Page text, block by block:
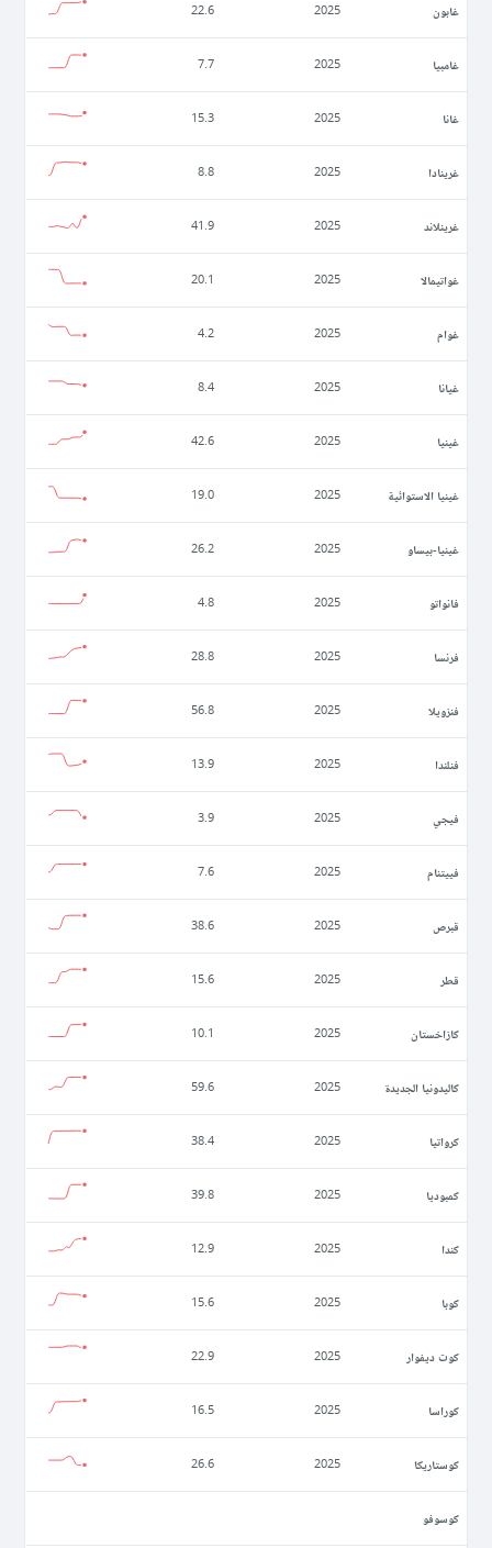
غابون 2025
22.6
غامبيا 2025
7.7
غانا 2025
15.3
غرينادا 2025
8.8
غرينلاند 2025
41.9
غواتيمالا 2025
20.1
غوام 2025
4.2
غيانا 2025
8.4
غينيا 2025
42.6
غينيا الاستوائية 2025
19.0
غينيا-بيساو 2025
26.2
فانواتو 2025
4.8
فرنسا 2025
28.8
فنزويلا 2025
56.8
فنلندا 2025
13.9
فيجي 2025
3.9
فييتنام 2025
7.6
قبرص 2025
38.6
قطر 2025
15.6
كازاخستان 2025
10.1
كاليدونيا الجديدة 2025
59.6
كرواتيا 2025
38.4
كمبوديا 2025
39.8
كندا 2025
12.9
كوبا 2025
15.6
كوت ديفوار 2025
22.9
كوراسا 2025
16.5
كوستاريكا 2025
26.6
كوسوفو